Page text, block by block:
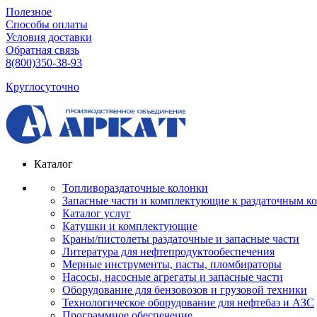
Полезное
Способы оплаты
Условия доставки
Обратная связь
8(800)350-38-93
Круглосуточно
Каталог
Топливораздаточные колонки
Запасные части и комплектующие к раздаточным
Каталог услуг
Катушки и комплектующие
Краны/пистолеты раздаточные и запасные части
Литература для нефтепродуктообеспечения
Мерные инструменты, пасты, пломбираторы
Насосы, насосные агрегаты и запасные части
Оборудование для бензовозов и грузовой техники
Технологическое оборудование для нефтебаз и АЗС